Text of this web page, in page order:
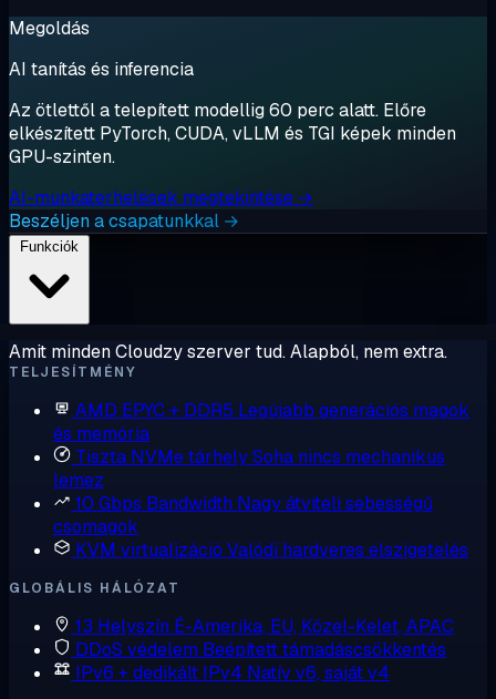
Megoldás
AI tanítás és inferencia
Az ötlettől a telepített modellig 60 perc alatt. Előre
elkészített PyTorch, CUDA, vLLM és TGI képek minden
GPU-szinten.
AI-munkaterhelések megtekintése →
Beszéljen a csapatunkkal →
Amit minden Cloudzy szerver tud. Alapból, nem extra.
TELJESÍTMÉNY
AMD EPYC + DDR5 Legújabb generációs magok
és memória
Tiszta NVMe tárhelySoha nincs mechanikus
lemez
10 Gbps Bandwidth Nagy átviteli sebességű
csomagok
KVM virtualizáció Valódi hardveres elszigetelés
GLOBÁLIS HÁLÓZAT
13 Helyszín É-Amerika, EU, Közel-Kelet, APAC
DDoS védelem Beépített támadáscsökkentés
IPv6 + dedikált IPv4 Natív v6, saját v4